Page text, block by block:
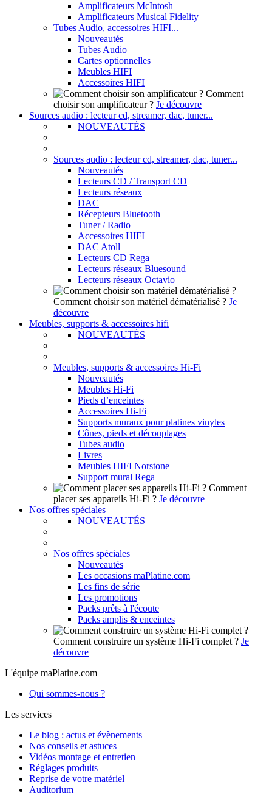
Amplificateurs McIntosh
Amplificateurs Musical Fidelity
Tubes Audio, accessoires HIFI...
Nouveautés
Tubes Audio
Cartes optionnelles
Meubles HIFI
Accessoires HIFI
Comment
choisir son amplificateur ? Je découvre
Sources audio : lecteur cd, streamer, dac, tuner...
NOUVEAUTÉS
Sources audio : lecteur cd, streamer, dac, tuner...
Nouveautés
Lecteurs CD / Transport CD
Lecteurs réseaux
DAC
Récepteurs Bluetooth
Tuner / Radio
Accessoires HIFI
DAC Atoll
Lecteurs CD Rega
Lecteurs réseaux Bluesound
Lecteurs réseaux Octavio
Comment choisir son matériel dématérialisé ? Je
découvre
Meubles, supports & accessoires hifi
NOUVEAUTÉS
Meubles, supports & accessoires Hi-Fi
Nouveautés
Meubles Hi-Fi
Pieds d’enceintes
Accessoires Hi-Fi
Supports muraux pour platines vinyles
Cônes, pieds et découplages
Tubes audio
Livres
Meubles HIFI Norstone
Support mural Rega
Comment
placer ses appareils Hi-Fi ? Je découvre
Nos offres spéciales
NOUVEAUTÉS
Nos offres spéciales
Nouveautés
Les occasions maPlatine.com
Les fins de série
Les promotions
Packs prêts à l'écoute
Packs amplis & enceintes
Comment construire un système Hi-Fi complet ? Je
découvre
L'équipe maPlatine.com
Qui sommes-nous ?
Les services
Le blog : actus et évènements
Nos conseils et astuces
Vidéos montage et entretien
Réglages produits
Reprise de votre matériel
Auditorium